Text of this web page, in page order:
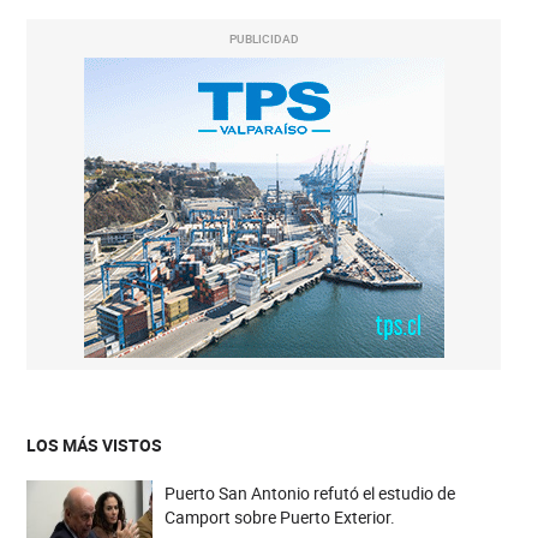
PUBLICIDAD
LOS MÁS VISTOS
Puerto San Antonio refutó el estudio de
Camport sobre Puerto Exterior.